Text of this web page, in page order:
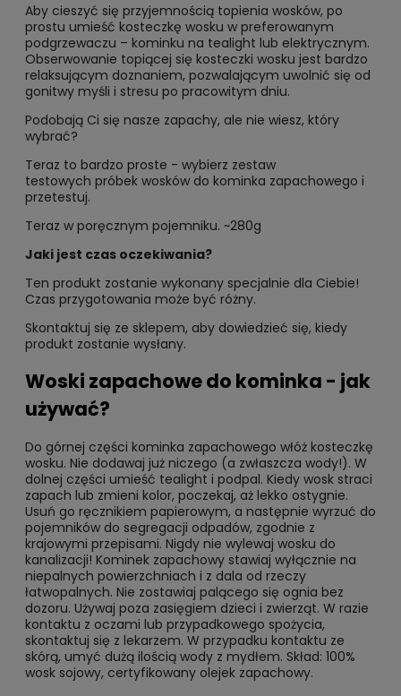
Aby cieszyć się przyjemnością topienia wosków, po
prostu umieść kosteczkę wosku w preferowanym
podgrzewaczu – kominku na tealight lub elektrycznym.
Obserwowanie topiącej się kosteczki wosku jest bardzo
relaksującym doznaniem, pozwalającym uwolnić się od
gonitwy myśli i stresu po pracowitym dniu.
Podobają Ci się nasze zapachy, ale nie wiesz, który
wybrać?
Teraz to bardzo proste - wybierz zestaw
testowych próbek wosków do kominka zapachowego i
przetestuj.
Teraz w poręcznym pojemniku. ~280g
Jaki jest czas oczekiwania?
Ten produkt zostanie wykonany specjalnie dla Ciebie!
Czas przygotowania może być różny.
Skontaktuj się ze sklepem, aby dowiedzieć się, kiedy
produkt zostanie wysłany.
Woski zapachowe do kominka - jak
używać?
Do górnej części kominka zapachowego włóż kosteczkę
wosku. Nie dodawaj już niczego (a zwłaszcza wody!). W
dolnej części umieść tealight i podpal. Kiedy wosk straci
zapach lub zmieni kolor, poczekaj, aż lekko ostygnie.
Usuń go ręcznikiem papierowym, a następnie wyrzuć do
pojemników do segregacji odpadów, zgodnie z
krajowymi przepisami. Nigdy nie wylewaj wosku do
kanalizacji! Kominek zapachowy stawiaj wyłącznie na
niepalnych powierzchniach i z dala od rzeczy
łatwopalnych. Nie zostawiaj palącego się ognia bez
dozoru. Używaj poza zasięgiem dzieci i zwierząt. W razie
kontaktu z oczami lub przypadkowego spożycia,
skontaktuj się z lekarzem. W przypadku kontaktu ze
skórą, umyć dużą ilością wody z mydłem. Skład: 100%
wosk sojowy, certyfikowany olejek zapachowy.